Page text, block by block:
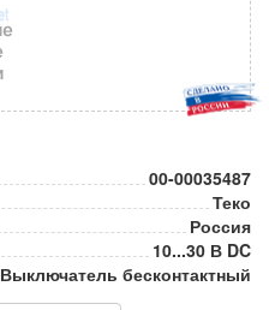
00-00035487
Теко
Россия
10...30 В DC
Выключатель бесконтактный